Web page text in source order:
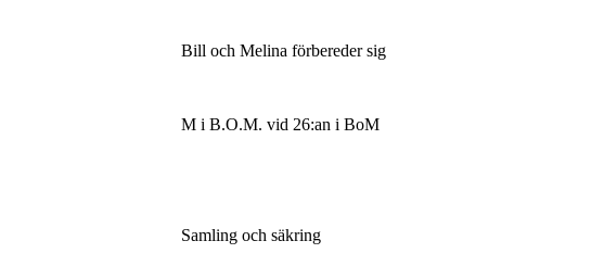
Bill och Melina förbereder sig
M i B.O.M. vid 26:an i BoM
Samling och säkring